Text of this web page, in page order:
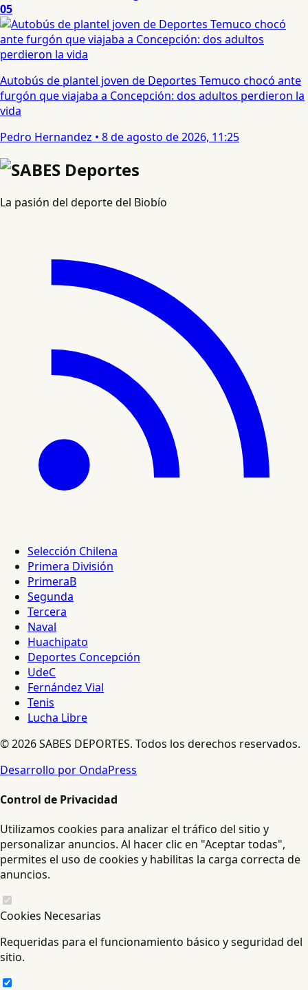
05
Autobús de plantel joven de Deportes Temuco chocó ante
furgón que viajaba a Concepción: dos adultos perdieron la
vida
Pedro Hernandez • 8 de agosto de 2026, 11:25
La pasión del deporte del Biobío
Selección Chilena
Primera División
PrimeraB
Segunda
Tercera
Naval
Huachipato
Deportes Concepción
UdeC
Fernández Vial
Tenis
Lucha Libre
© 2026 SABES DEPORTES. Todos los derechos reservados.
Desarrollo por OndaPress
Control de Privacidad
Utilizamos cookies para analizar el tráfico del sitio y
personalizar anuncios. Al hacer clic en "Aceptar todas",
permites el uso de cookies y habilitas la carga correcta de
anuncios.
Cookies Necesarias
Requeridas para el funcionamiento básico y seguridad del
sitio.